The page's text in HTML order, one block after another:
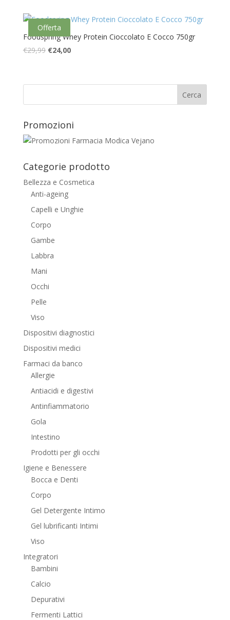
era:
€29,99.
è:
€24,00.
Offerta
Foodspring Whey Protein Cioccolato E Cocco 750gr
€29,99 Il
era:
€24,00Il
è:
Promozioni
Categorie prodotto
Bellezza e Cosmetica
Anti-ageing
Capelli e Unghie
Corpo
Gambe
Labbra
Mani
Occhi
Pelle
Viso
Dispositivi diagnostici
Dispositivi medici
Farmaci da banco
Allergie
Antiacidi e digestivi
Antinfiammatorio
Gola
Intestino
Prodotti per gli occhi
Igiene e Benessere
Bocca e Denti
Corpo
Gel Detergente Intimo
Gel lubrificanti Intimi
Viso
Integratori
Bambini
Calcio
Depurativi
Fermenti Lattici